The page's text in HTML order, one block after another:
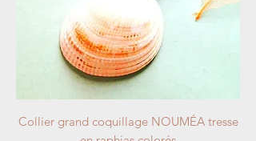
Collier grand coquillage NOUMÉA tresse